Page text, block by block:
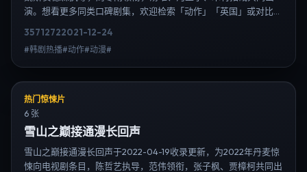
演。想看更多同类口碑剧集，欢迎检索「动作」「英国」或对比同
日韩电视剧、韩剧全集、日剧高清等长尾词。
35712722021-12-24
#韩剧热播#动作#动漫#
热门惊悚片
6 张
雪山之巅接通漫长回声
雪山之巅接通漫长回声于2022-04-19收录更新，为2022年丹麦惊
悚向电视剧条目，陈哲艺执导，范伟领衔，张子枫、贾樟柯共同出